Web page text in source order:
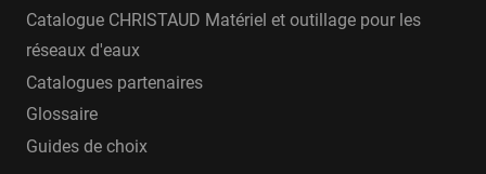
Catalogue CHRISTAUD Matériel et outillage pour les
réseaux d'eaux
Catalogues partenaires
Glossaire
Guides de choix